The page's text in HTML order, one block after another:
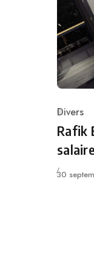
Category
Divers
Rafik
Publié
30